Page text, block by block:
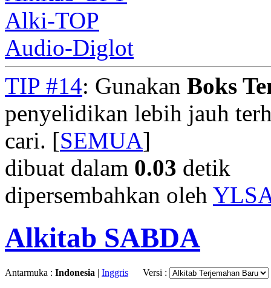
Alki-TOP
Audio-Diglot
TIP #14: Gunakan Boks
penyelidikan lebih jauh
cari. [SEMUA]
dibuat dalam 0.03 detik
dipersembahkan oleh
Alkitab SABDA
Antarmuka : Indonesia | Inggris Versi :